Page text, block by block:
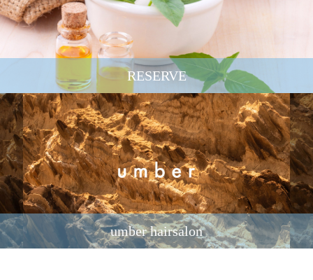
RESERVE
umber hairsalon